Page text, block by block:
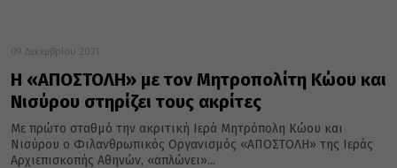
09 Δεκεμβρίου 2021
Η «ΑΠΟΣΤΟΛΗ» με τον Μητροπολίτη Κώου και
Νισύρου στηρίζει τους ακρίτες
Με πρώτο σταθμό την ακριτική Ιερά Μητρόπολη Κώου και
Νισύρου ο Φιλανθρωπικός Οργανισμός «ΑΠΟΣΤΟΛΗ» της Ιεράς
Αρχιεπισκοπής Αθηνών, «απλώνει»...